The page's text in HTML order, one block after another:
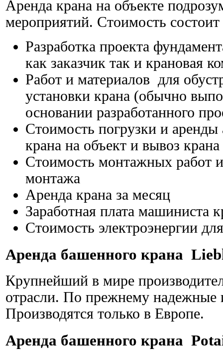
Аренда крана на объекте
мероприятий. Стоимость состоит
Разработка проекта
как заказчик так и крановая
Работ и материалов для
установки крана (обычно
основании разработанного
Стоимость погрузки и аренды
крана на объект и вывоз крана
Стоимость монтажных работ
монтажа
Аренда крана за месяц
Заработная плата машиниста
Стоимость электроэнергии
Аренда башенного крана
Крупнейший в мире
отрасли. По прежнему
Производятся только в Европе.
Аренда башенного крана